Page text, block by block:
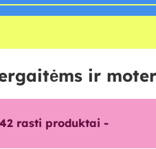
ir
42rasti produktai -